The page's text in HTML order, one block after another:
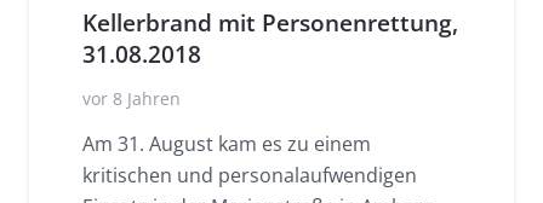
Kellerbrand mit Personenrettung,
31.08.2018
vor 8 Jahren
Am 31. August kam es zu einem
kritischen und personalaufwendigen